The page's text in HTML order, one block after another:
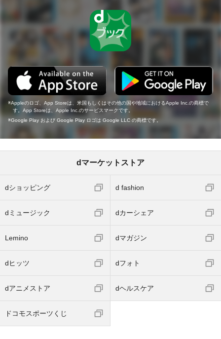
Appleのロゴ、App Storeは、米国もしくはその他の国や地域におけるApple Inc.の商標で
す。App Storeは、Apple Inc.のサービスマークです。
Google Play および Google Play ロゴは Google LLC の商標です。
dマーケットストア
dショッピング d fashion
dミュージック dカーシェア
Lemino dマガジン
dヒッツ dフォト
dアニメストア dヘルスケア
ドコモスポーツくじ